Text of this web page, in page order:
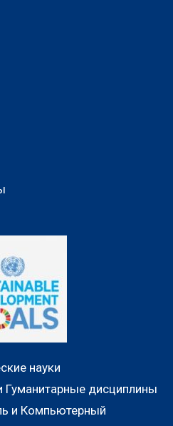
науки
дисциплины
и Компьютерный